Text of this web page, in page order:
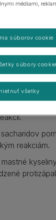
hodnotenia
11kg
reakciám.
médiami,
súborov cookie
všetky
súbory cookie